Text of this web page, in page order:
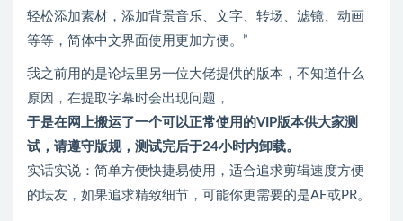
轻松添加素材，添加背景音乐、文字、转场、滤镜、动画
等等，简体中文界面使用更加方便。”
我之前用的是论坛里另一位大佬提供的版本，不知道什么
原因，在提取字幕时会出现问题，
于是在网上搬运了一个可以正常使用的VIP版本供大家测
试，请遵守版规，测试完后于24小时内卸载。
实话实说：简单方便快捷易使用，适合追求剪辑速度方便
的坛友，如果追求精致细节，可能你更需要的是AE或PR。